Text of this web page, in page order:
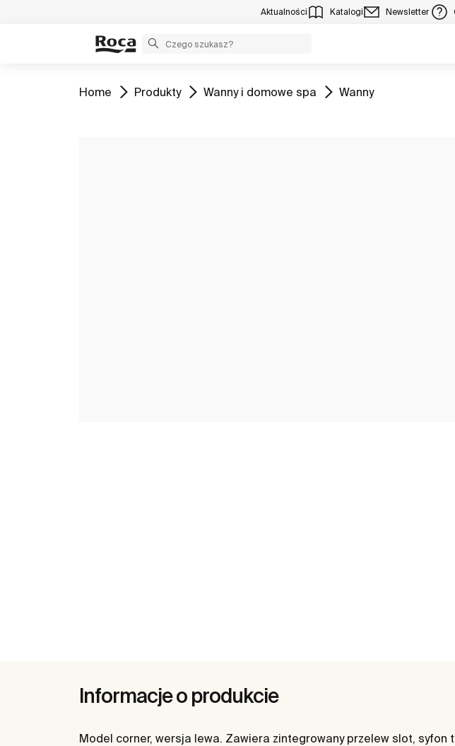
Aktualności Katalogi Newsletter
Zobacz
Home Zobacz
Produkty Zobacz
Wanny i domowe spa Zobacz
Wanny
Informacje o produkcie
Model corner, wersja lewa. Zawiera zintegrowany przelew slot, syfon